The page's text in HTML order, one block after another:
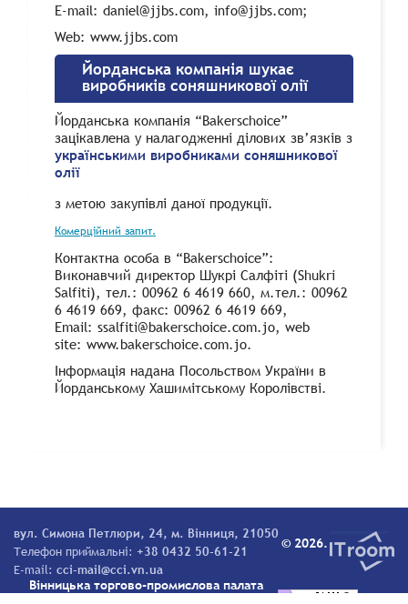
E-mail: daniel@jjbs.com, info@jjbs.com;
Web: www.jjbs.com
Йорданська компанія шукає
виробників соняшникової олії
Йорданська компанія “Bakerschoice”
зацікавлена у налагодженні ділових зв’язків з
українськими виробниками соняшникової
олії
з метою закупівлі даної продукції.
Комерційний запит.
Контактна особа в “Bakerschoice”:
Виконавчий директор Шукрі Салфіті (Shukri
Salfiti), тел.: 00962 6 4619 660, м.тел.: 00962
6 4619 669, факс: 00962 6 4619 669,
Email: ssalfiti@bakerschoice.com.jo, web
site: www.bakerschoice.com.jo.
Інформація надана Посольством України в
Йорданському Хашимітському Королівстві.
вул. Симона Петлюри, 24, м. Вінниця, 21050
Телефон приймальні: +38 0432 50-61-21
E-mail: cci-mail@cci.vn.ua
© 2026.
Вінницька торгово-промислова палата
Всі права захищені